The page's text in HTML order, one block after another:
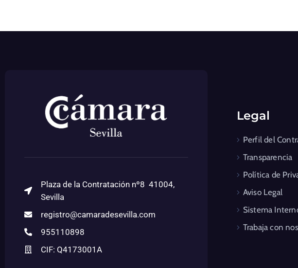
Plaza de la Contratación nº8 41004,
Sevilla
registro@camaradesevilla.com
955110898
CIF: Q4173001A
Legal
Perfil del
Transparencia
Política de
Aviso Legal
Sistema
Trabaja con